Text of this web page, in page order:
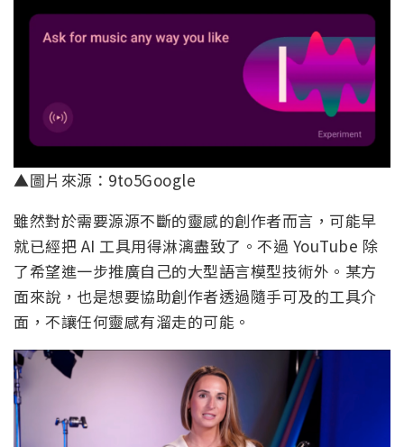
▲圖片來源：9to5Google
雖然對於需要源源不斷的靈感的創作者而言，可能早
就已經把 AI 工具用得淋漓盡致了。不過 YouTube 除
了希望進一步推廣自己的大型語言模型技術外。某方
面來說，也是想要協助創作者透過隨手可及的工具介
面，不讓任何靈感有溜走的可能。